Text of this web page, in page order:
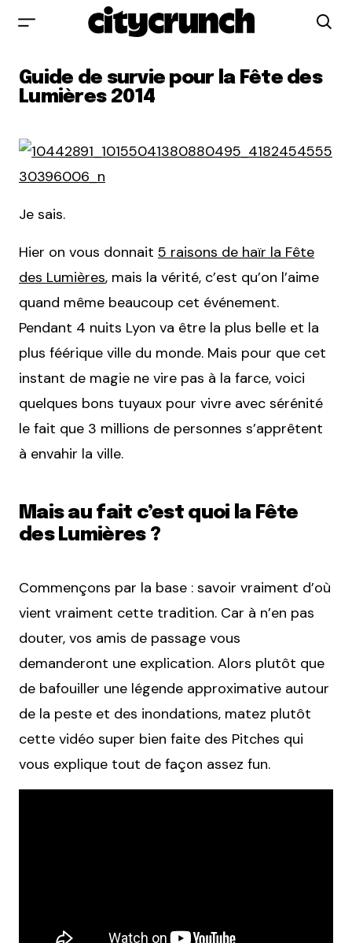
Guide de survie pour la Fête des
Lumières 2014
Je sais.
Hier on vous donnait 5 raisons de haïr la Fête
des Lumières, mais la vérité, c’est qu’on l’aime
quand même beaucoup cet événement.
Pendant 4 nuits Lyon va être la plus belle et la
plus féérique ville du monde. Mais pour que cet
instant de magie ne vire pas à la farce, voici
quelques bons tuyaux pour vivre avec sérénité
le fait que 3 millions de personnes s’apprêtent
à envahir la ville.
Mais au fait c’est quoi la Fête
des Lumières ?
Commençons par la base : savoir vraiment d’où
vient vraiment cette tradition. Car à n’en pas
douter, vos amis de passage vous
demanderont une explication. Alors plutôt que
de bafouiller une légende approximative autour
de la peste et des inondations, matez plutôt
cette vidéo super bien faite des Pitches qui
vous explique tout de façon assez fun.